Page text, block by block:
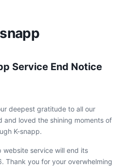
snapp
Service End Notice
deepest gratitude to all our
and loved the shining moments of
K-snapp.
website service will end its
Thank you for your overwhelming